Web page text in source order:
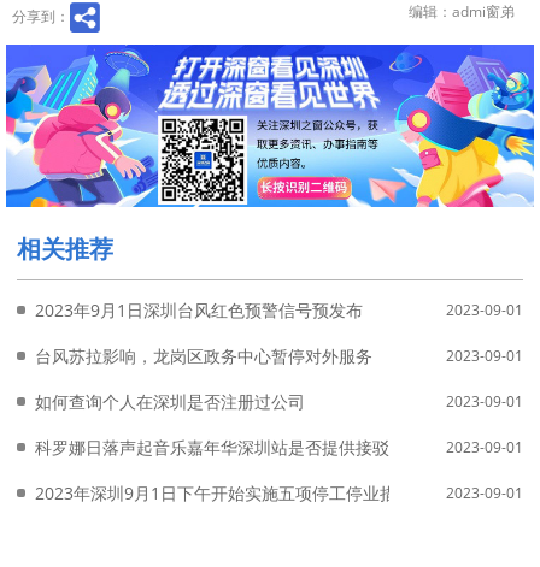
分享到： 编辑：admi窗弟
相关推荐
2023年9月1日深圳台风红色预警信号预发布 2023-09-01
台风苏拉影响，龙岗区政务中心暂停对外服务 2023-09-01
如何查询个人在深圳是否注册过公司 2023-09-01
科罗娜日落声起音乐嘉年华深圳站是否提供接驳车服务？2023-09-01
2023年深圳9月1日下午开始实施五项停工停业措施 2023-09-01